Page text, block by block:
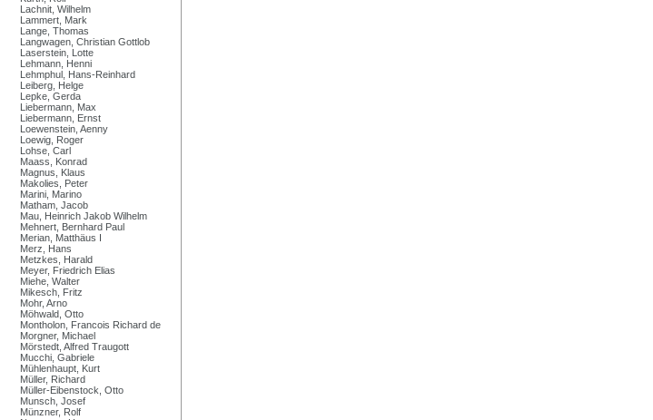
Lachnit, Wilhelm
Lammert, Mark
Lange, Thomas
Langwagen, Christian Gottlob
Laserstein, Lotte
Lehmann, Henni
Lehmphul, Hans-Reinhard
Leiberg, Helge
Lepke, Gerda
Liebermann, Max
Liebermann, Ernst
Loewenstein, Aenny
Loewig, Roger
Lohse, Carl
Maass, Konrad
Magnus, Klaus
Makolies, Peter
Marini, Marino
Matham, Jacob
Mau, Heinrich Jakob Wilhelm
Mehnert, Bernhard Paul
Merian, Matthäus I
Merz, Hans
Metzkes, Harald
Meyer, Friedrich Elias
Miehe, Walter
Mikesch, Fritz
Mohr, Arno
Möhwald, Otto
Montholon, Francois Richard de
Morgner, Michael
Mörstedt, Alfred Traugott
Mucchi, Gabriele
Mühlenhaupt, Kurt
Müller, Richard
Müller-Eibenstock, Otto
Munsch, Josef
Münzner, Rolf